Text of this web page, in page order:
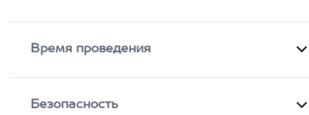
Время проведения
Безопасность